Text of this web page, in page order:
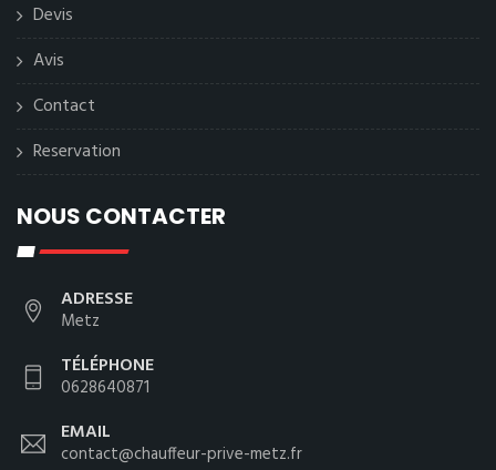
Devis
Avis
Contact
Reservation
NOUS CONTACTER
ADRESSE
Metz
TÉLÉPHONE
0628640871
EMAIL
contact@chauffeur-prive-metz.fr